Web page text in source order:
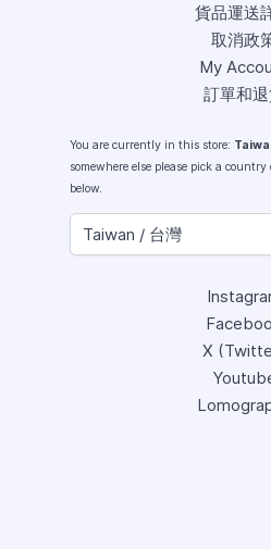
貨品運送
取消政
My
訂單和
You are currently in this store:
somewhere else please pick a
below.
X